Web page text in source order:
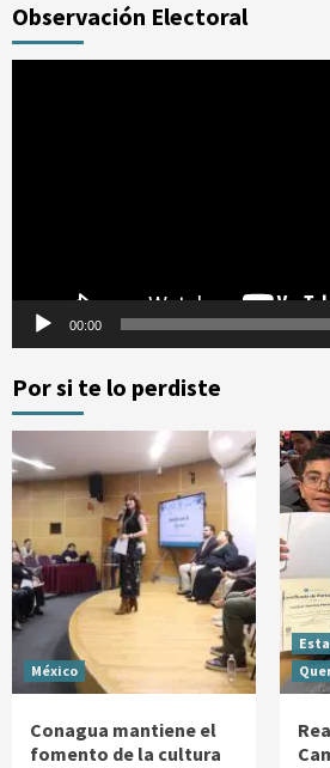
Observación Electoral
00:00
Por si te lo perdiste
México
Conagua mantiene el
fomento de la cultura